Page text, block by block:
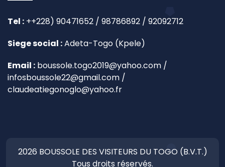
Tel : ++228) 90471652 / 98786892 / 92092712
Siege social :Adeta-Togo (Kpele)
Email : boussole.togo2019@yahoo.com /
infosboussole22@gmail.com /
claudeatiegonoglo@yahoo.fr
2026 BOUSSOLE DES VISITEURS DU TOGO (B.V.T.)
Tous droits réservés.